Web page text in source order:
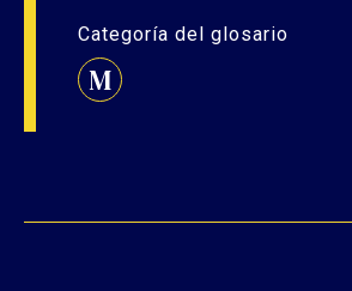
Categoría del glosario
M